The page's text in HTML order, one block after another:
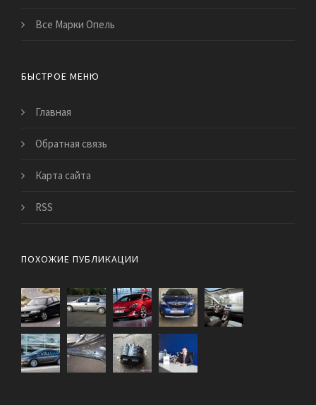
Все Марки Опель
БЫСТРОЕ МЕНЮ
Главная
Обратная связь
Карта сайта
RSS
ПОХОЖИЕ ПУБЛИКАЦИИ